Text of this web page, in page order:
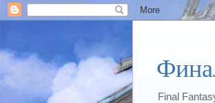
Final